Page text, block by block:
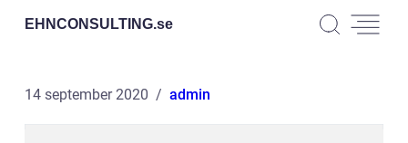
EHNCONSULTING.se
14 september 2020 admin